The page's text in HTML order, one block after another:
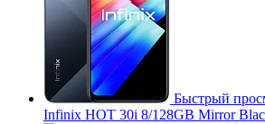
Быстрый
Infinix HOT 30i 8/128GB Mirror